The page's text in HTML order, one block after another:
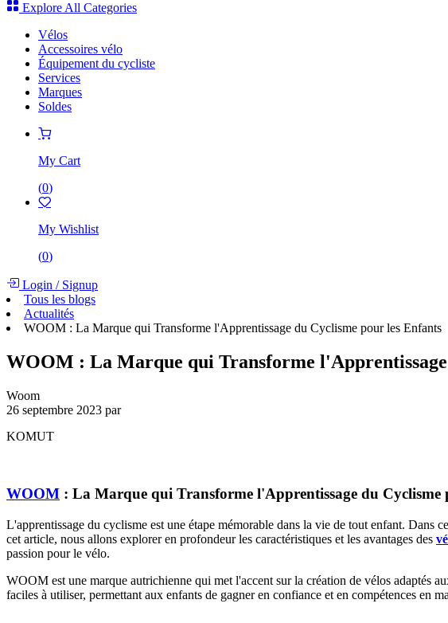
Explore All Categories
Vélos
Accessoires vélo
Équipement du cycliste
Services
Marques
Soldes
My Cart
(0)
My Wishlist
(0)
Login /Signup
Tous les blogs
Actualités
WOOM : La Marque qui Transforme l'Apprentissage du Cyclisme pour les Enfants
WOOM : La Marque qui Transforme
Woom
26 septembre 2023 par
KOMUT
WOOM : La Marque qui Transforme l'Apprentissage du Cyclisme
L'apprentissage du cyclisme est une étape mémorable dans la vie de tout enfant. Dans
cet article, nous allons explorer en profondeur les caractéristiques et les avantages des
passion pour le vélo.
WOOM est une marque autrichienne qui met l'accent sur la création de vélos adaptés
faciles à utiliser, permettant aux enfants de gagner en confiance et en compétences en